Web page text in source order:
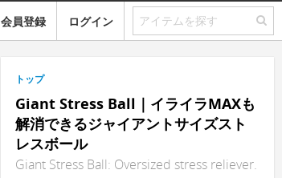
会員登録 ログイン
トップ
Giant Stress Ball｜イライラMAXも
解消できるジャイアントサイズスト
レスボール
Giant Stress Ball: Oversized stress reliever.